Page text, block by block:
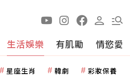
生活娛樂 有肌勵 情慾愛
星座生肖 韓劇 彩妝保養